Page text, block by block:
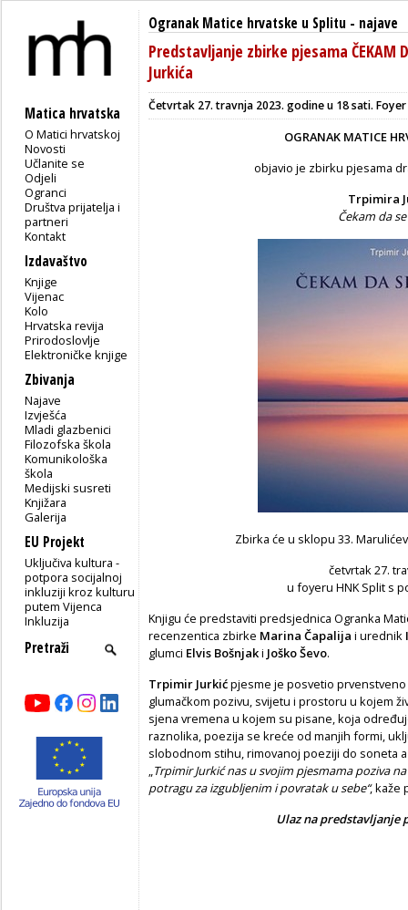
Matica hrvatska
O Matici hrvatskoj
Novosti
Učlanite se
Odjeli
Ogranci
Društva prijatelja i
partneri
Kontakt
Izdavaštvo
Knjige
Vijenac
Kolo
Hrvatska revija
Prirodoslovlje
Elektroničke knjige
Zbivanja
Najave
Izvješća
Mladi glazbenici
Filozofska škola
Komunikološka
škola
Medijski susreti
Knjižara
Galerija
EU Projekt
Uključiva kultura -
potpora socijalnoj
inkluziji kroz kulturu
putem Vijenca
Inkluzija
Ogranak Matice hrvatske u Splitu - najave
Predstavljanje zbirke pjesama ČEKAM
Jurkića
Četvrtak 27. travnja 2023. godine u 18 sati. Foyer
OGRANAK MATICE
objavio je zbirku pjesama
Trpimira
Čekam da
Zbirka će u sklopu 33.
četvrtak 27.
u foyeru HNK Split s
Knjigu će predstaviti predsjednica Ogranka
recenzentica zbirke Marina Čapalija i urednik
glumci Elvis Bošnjaki Joško Ševo.
Trpimir Jurkićpjesme je posvetio
glumačkom pozivu, svijetu i prostoru u kojem
sjena vremena u kojem su pisane, koja
raznolika, poezija se kreće od manjih formi,
slobodnom stihu, rimovanoj poeziji do soneta
„Trpimir Jurkić nas u svojim pjesmama poziva
potragu za izgubljenim i povratak u sebe“, kaže
Ulaz na predstavljanje